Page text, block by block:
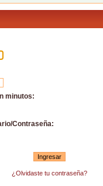
minutos:
Contraseña:
¿Olvidaste tu contraseña?